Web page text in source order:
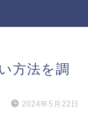
方法を調
2024年5月22日